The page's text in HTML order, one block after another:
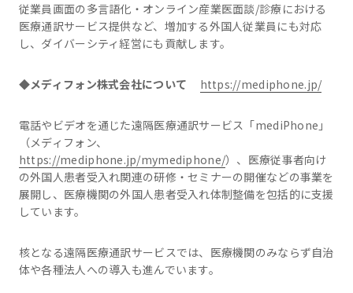
従業員画面の多言語化・オンライン産業医面談/診療における
医療通訳サービス提供など、増加する外国人従業員にも対応
し、ダイバーシティ経営にも貢献します。
◆メディフォン株式会社について https://mediphone.jp/
電話やビデオを通じた遠隔医療通訳サービス「mediPhone」
（メディフォン、
https://mediphone.jp/mymediphone/）、医療従事者向け
の外国人患者受入れ関連の研修・セミナーの開催などの事業を
展開し、医療機関の外国人患者受入れ体制整備を包括的に支援
しています。
核となる遠隔医療通訳サービスでは、医療機関のみならず自治
体や各種法人への導入も進んでいます。